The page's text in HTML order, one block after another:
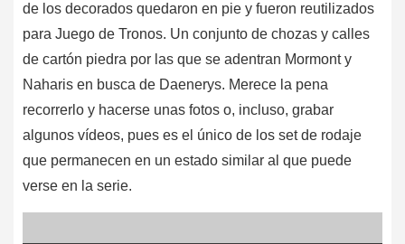
de los decorados quedaron en pie y fueron reutilizados
para Juego de Tronos. Un conjunto de chozas y calles
de cartón piedra por las que se adentran Mormont y
Naharis en busca de Daenerys. Merece la pena
recorrerlo y hacerse unas fotos o, incluso, grabar
algunos vídeos, pues es el único de los set de rodaje
que permanecen en un estado similar al que puede
verse en la serie.